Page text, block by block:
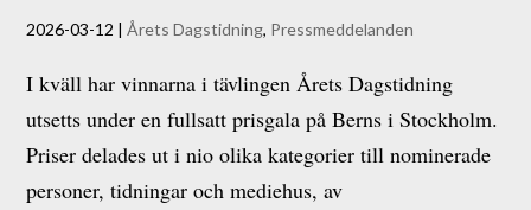
2026-03-12 |Årets Dagstidning, Pressmeddelanden
I kväll har vinnarna i tävlingen Årets Dagstidning
utsetts under en fullsatt prisgala på Berns i Stockholm.
Priser delades ut i nio olika kategorier till nominerade
personer, tidningar och mediehus, av